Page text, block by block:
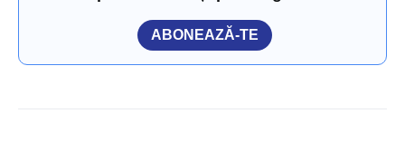
ABONEAZĂ-TE